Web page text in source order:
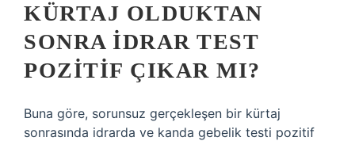
KÜRTAJ OLDUKTAN
SONRA IDRAR TEST
POZITIF ÇIKAR MI?
Buna göre, sorunsuz gerçekleşen bir kürtaj
sonrasında idrarda ve kanda gebelik testi pozitif